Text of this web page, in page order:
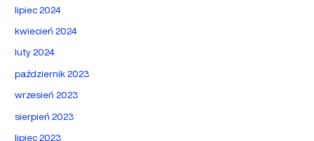
lipiec 2024
kwiecień 2024
luty 2024
październik 2023
wrzesień 2023
sierpień 2023
lipiec 2023